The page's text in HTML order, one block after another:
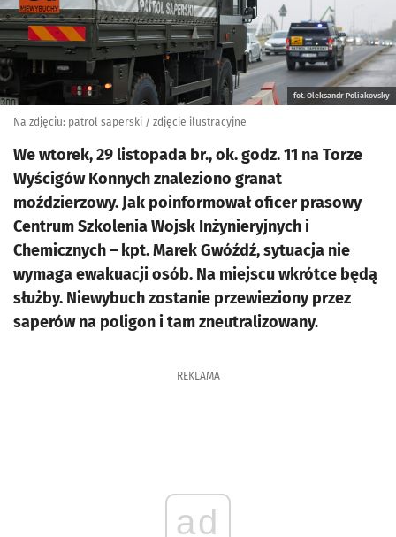
fot. Oleksandr Poliakovsky
Na zdjęciu: patrol saperski / zdjęcie ilustracyjne
We wtorek, 29 listopada br., ok. godz. 11 na Torze
Wyścigów Konnych znaleziono granat
moździerzowy. Jak poinformował oficer prasowy
Centrum Szkolenia Wojsk Inżynieryjnych i
Chemicznych – kpt. Marek Gwóźdź, sytuacja nie
wymaga ewakuacji osób. Na miejscu wkrótce będą
służby. Niewybuch zostanie przewieziony przez
saperów na poligon i tam zneutralizowany.
REKLAMA
ad